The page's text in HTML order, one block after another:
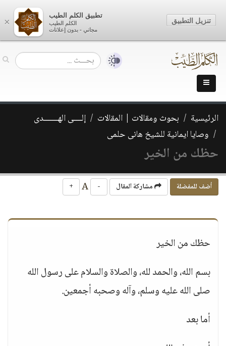
الرئيسية بحوث ومقالات | المقالات
إلــــى الهـــــــدى
وصايا ايمانية للشيخ هانى حلمى
حظك من الخير
أضف للمفضلة مشاركة المقال -
+
حظك من الخير
بسم الله، والحمد لله، والصلاة والسلام على رسول الله
صلى الله عليه وسلم، وآله وصحبه أجمعين.
أما بعد
×
تطبيق الكلم الطيب
الكلم الطيب
مجاني - بدون إعلانات
تنزيل التطبيق